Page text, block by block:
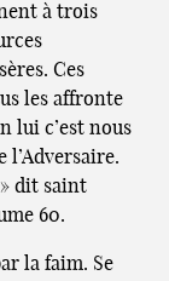
à trois
Ces
les affronte
lui c’est nous
l’Adversaire.
dit saint
60.
la faim. Se